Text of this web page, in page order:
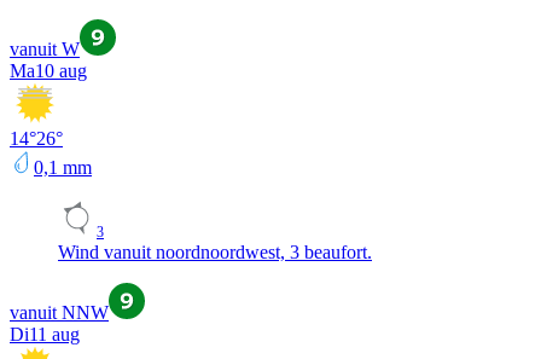
vanuit W
Ma10 aug
14°26°
0,1 mm
3
Wind vanuit noordnoordwest, 3 beaufort.
vanuit NNW
Di11 aug